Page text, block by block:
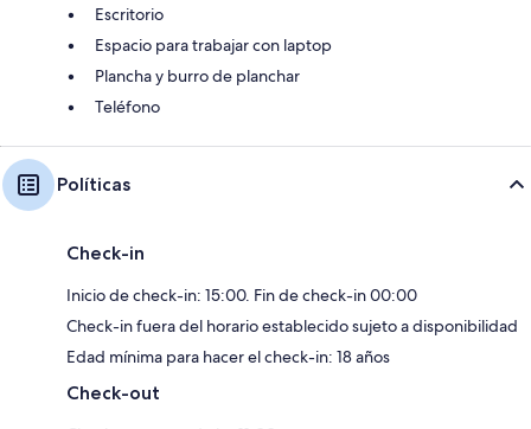
Escritorio
Espacio para trabajar con laptop
Plancha y burro de planchar
Teléfono
Políticas
Check-in
Inicio de check-in: 15:00. Fin de check-in 00:00
Check-in fuera del horario establecido sujeto a disponibilidad
Edad mínima para hacer el check-in: 18 años
Check-out